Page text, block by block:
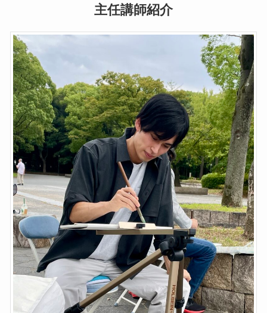
主任講師紹介